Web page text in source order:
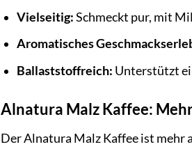
Vielseitig:Schmeckt pur, mit
Aromatisches
Ballaststoffreich: Unterstützt
Alnatura Malz Kaffee:
Der Alnatura Malz Kaffee ist mehr